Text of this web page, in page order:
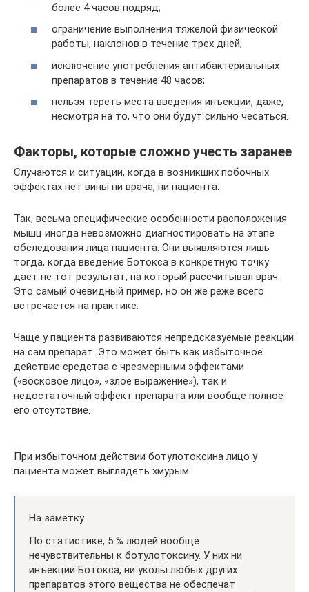
более 4 часов подряд;
ограничение выполнения тяжелой физической
работы, наклонов в течение трех дней;
исключение употребления антибактериальных
препаратов в течение 48 часов;
нельзя тереть места введения инъекции, даже,
несмотря на то, что они будут сильно чесаться.
Факторы, которые сложно учесть заранее
Случаются и ситуации, когда в возникших побочных
эффектах нет вины ни врача, ни пациента.
Так, весьма специфические особенности расположения
мышц иногда невозможно диагностировать на этапе
обследования лица пациента. Они выявляются лишь
тогда, когда введение Ботокса в конкретную точку
дает не тот результат, на который рассчитывал врач.
Это самый очевидный пример, но он же реже всего
встречается на практике.
Чаще у пациента развиваются непредсказуемые реакции
на сам препарат. Это может быть как избыточное
действие средства с чрезмерными эффектами
(«восковое лицо», «злое выражение»), так и
недостаточный эффект препарата или вообще полное
его отсутствие.
При избыточном действии ботулотоксина лицо у
пациента может выглядеть хмурым.
На заметку
По статистике, 5 % людей вообще
нечувствительны к ботулотоксину. У них ни
инъекции Ботокса, ни уколы любых других
препаратов этого вещества не обеспечат